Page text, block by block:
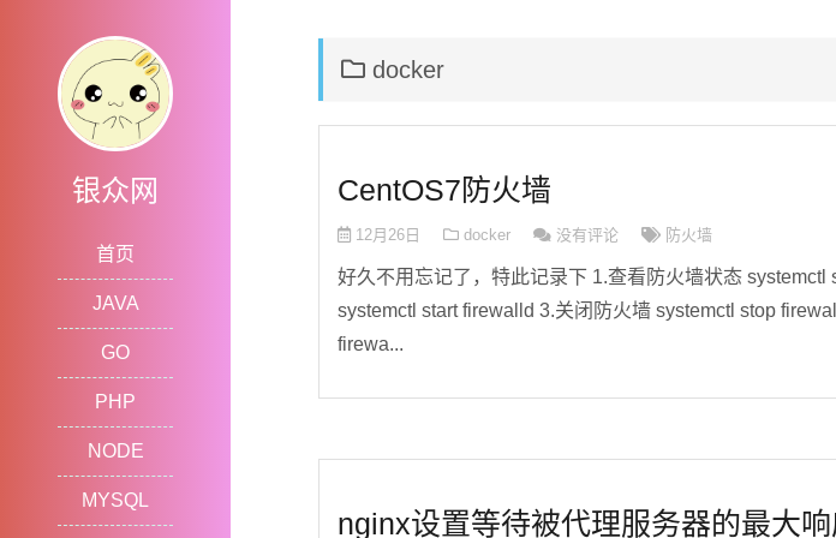
银众网
首页
JAVA
GO
PHP
NODE
MYSQL
docker
CentOS7防火墙
12月26日 docker 没有评论 防火墙
好久不用忘记了，特此记录下 1.查看防火墙状态 systemctl
systemctl start firewalld 3.关闭防火墙 systemctl stop
firewa...
nginx设置等待被代理服务器的最大响